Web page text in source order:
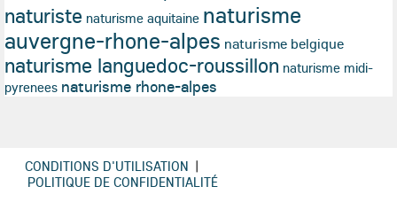
naturiste naturisme aquitaine naturisme
auvergne-rhone-alpes naturisme belgique
naturisme languedoc-roussillon naturisme midi-
pyrenees naturisme rhone-alpes
CONDITIONS D'UTILISATION |
POLITIQUE DE CONFIDENTIALITÉ